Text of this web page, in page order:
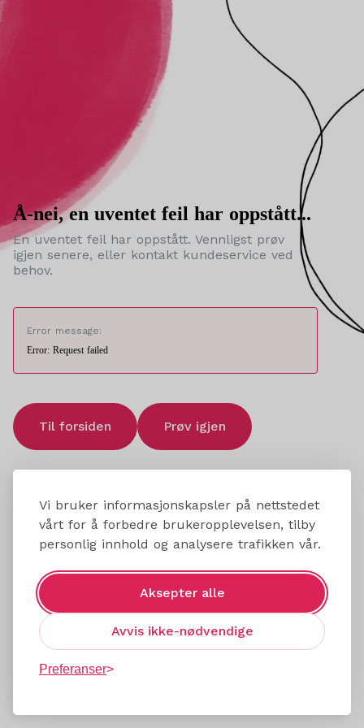
Vi bruker informasjonskapsler på nettstedet
vårt for å forbedre brukeropplevelsen, tilby
personlig innhold og analysere trafikken vår.
Aksepter alle
Avvis ikke-nødvendige
Preferanser
Å-nei, en uventet feil har oppstått...
En uventet feil har oppstått. Vennligst prøv
igjen senere, eller kontakt kundeservice ved
behov.
Error message:
Error: Request failed
Til forsiden Prøv igjen